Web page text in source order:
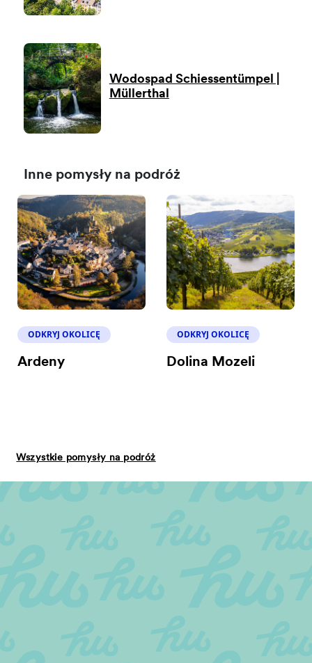
Wodospad Schiessentümpel |
Müllerthal
Inne pomysły na podróż
ODKRYJ OKOLICĘ
Ardeny
ODKRYJ OKOLICĘ
Dolina Mozeli
Wszystkie pomysły na podróż